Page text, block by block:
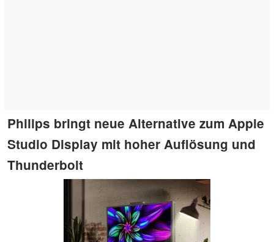
Philips bringt neue Alternative zum Apple
Studio Display mit hoher Auflösung und
Thunderbolt